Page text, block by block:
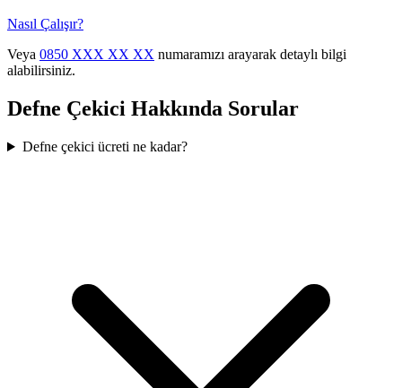
Nasıl Çalışır?
Veya 0850 XXX XX XX numaramızı arayarak detaylı bilgi
alabilirsiniz.
Defne Çekici Hakkında Sorular
Defne çekici ücreti ne kadar?